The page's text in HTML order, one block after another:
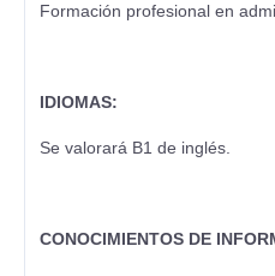
Formación profesional en
IDIOMAS:
Se valorará B1 de inglés.
CONOCIMIENTOS DE